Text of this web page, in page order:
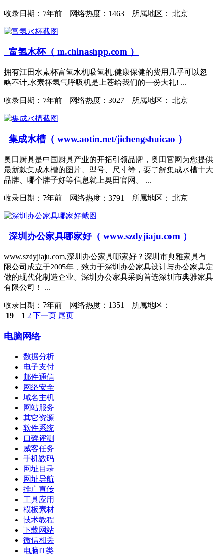
收录日期： 7年前 网络热度：1463 所属地区： 北京
富氢水杯（ m.chinashpp.com ）
拥有江田水素杯富氢水机吸氢机,健康保健的费用几乎可以忽
略不计,水素杯氢气呼吸机是上苍给我们的一份大礼! ...
收录日期： 7年前 网络热度：3027 所属地区： 北京
集成水槽（ www.aotin.net/jichengshuicao ）
奥田厨具是中国厨具产业的开拓引领品牌，奥田官网为您提供
最新款集成水槽的图片、型号、尺寸等，要了解集成水槽十大
品牌、哪个牌子好等信息就上奥田官网。 ...
收录日期： 7年前 网络热度：3791 所属地区： 北京
深圳办公家具哪家好（ www.szdyjiaju.com ）
www.szdyjiaju.com,深圳办公家具哪家好？深圳市典雅家具有
限公司成立于2005年，致力于深圳办公家具设计与办公家具定
做的现代化制造企业。深圳办公家具采购首选深圳市典雅家具
有限公司！ ...
收录日期： 7年前 网络热度：1351 所属地区：
19
1 2 下一页 尾页
电脑网络
数据分析
电子支付
邮件通信
网络安全
域名主机
网站服务
其它资源
软件系统
口碑评测
威客任务
手机数码
网址目录
网址导航
推广宣传
工具应用
模板素材
技术教程
下载网站
微信相关
电脑IT类